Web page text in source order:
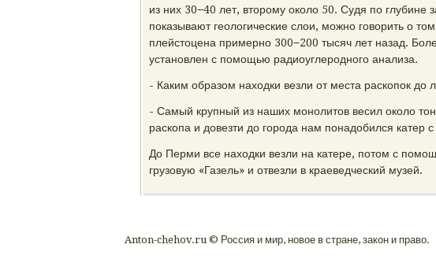
из них 30−40 лет, второму около 50. Судя по глубине
показывают геологические слои, можно говорить о
плейстоцена примерно 300−200 тысяч лет назад.
установлен с помощью радиоуглеродного анализа.
- Каким образом находки везли от места раскопок до
- Самый крупный из наших монолитов весил около
раскопа и довезти до города нам понадобился катер
До Перми все находки везли на катере, потом с
грузовую «Газель» и отвезли в краеведческий музей.
Anton-chehov.ru © Россия и мир, новое в стране, закон и право.